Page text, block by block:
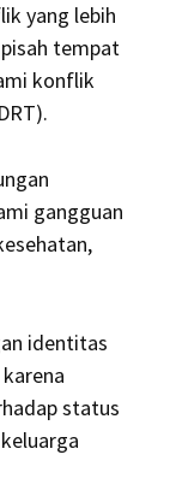
yang lebih
tempat
konflik
gangguan
identitas
status